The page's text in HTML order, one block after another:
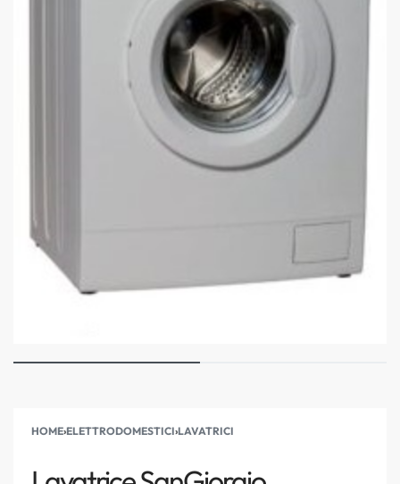
HOME›ELETTRODOMESTICI›LAVATRICI